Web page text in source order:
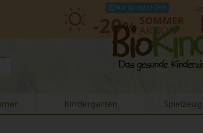
Nur für kurze Zeit!
-20% AKTION
Kindergarten Spielzeug